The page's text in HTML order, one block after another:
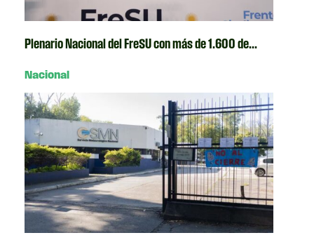
Plenario Nacional del FreSU con más de 1.600 de...
Nacional